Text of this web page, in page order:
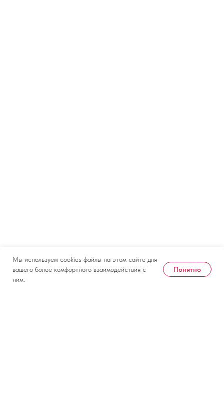
Мы используем cookies файлы на этом сайте для
вашего более комфортного взаимодействия с
ним.
Понятно